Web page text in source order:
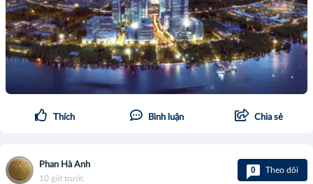
Thích Bình luận Chia sẻ
Phan Hà Anh
10 giờ trước
0 Theo dõi